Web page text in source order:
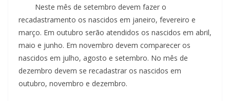
Neste mês de setembro devem fazer o
recadastramento os nascidos em janeiro, fevereiro e
março. Em outubro serão atendidos os nascidos em abril,
maio e junho. Em novembro devem comparecer os
nascidos em julho, agosto e setembro. No mês de
dezembro devem se recadastrar os nascidos em
outubro, novembro e dezembro.